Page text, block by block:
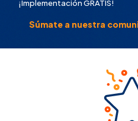
¡Implementación GRATIS!
Súmate a nuestra